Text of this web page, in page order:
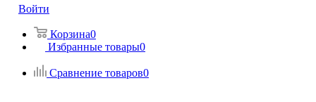
Войти
Корзина0
Избранные товары0
Сравнение товаров0